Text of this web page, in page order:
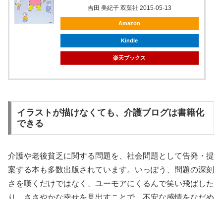
吉田 美紀子 双葉社 2015-05-13
Amazon
Kindle
楽天ブックス
イラストが描けなくても、介護ブログは書籍化
できる
介護や老後貧乏に関する問題を、社会問題として告発・提
案する本も多数出版されています。いっぽう、問題の深刻
さを嘆くだけではなく、ユーモアにくるんで笑い飛ばした
り、ささやかな幸せを見出すことで、不安な感情をなだめ